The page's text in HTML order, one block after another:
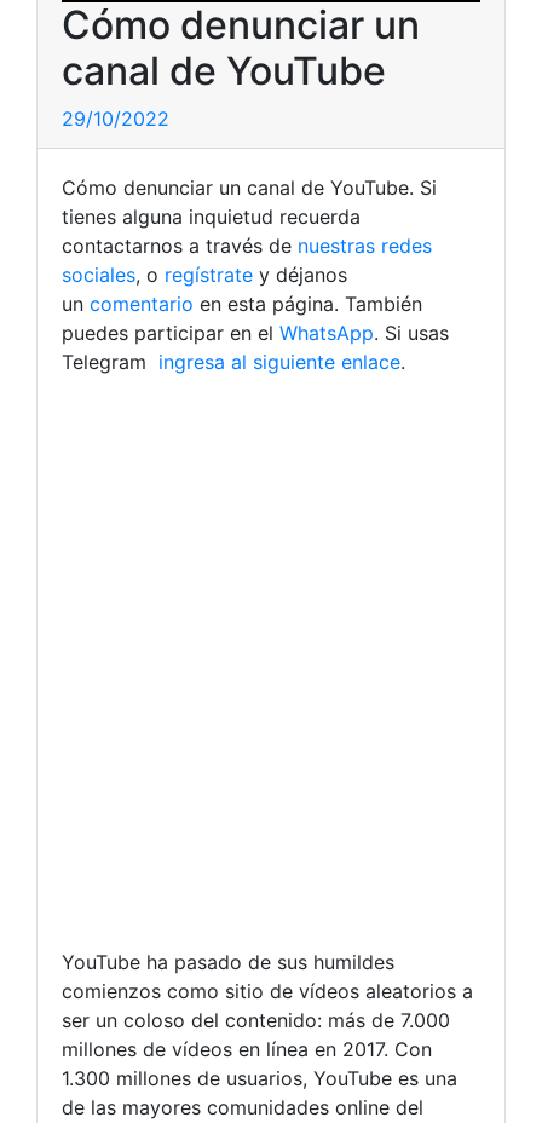
Cómo denunciar un
canal de YouTube
29/10/2022
Cómo denunciar un canal de YouTube. Si
tienes alguna inquietud recuerda
contactarnos a través de nuestras redes
sociales, o regístrate y déjanos
un comentario en esta página. También
puedes participar en el WhatsApp. Si usas
Telegram ingresa al siguiente enlace.
YouTube ha pasado de sus humildes
comienzos como sitio de vídeos aleatorios a
ser un coloso del contenido: más de 7.000
millones de vídeos en línea en 2017. Con
1.300 millones de usuarios, YouTube es una
de las mayores comunidades online del